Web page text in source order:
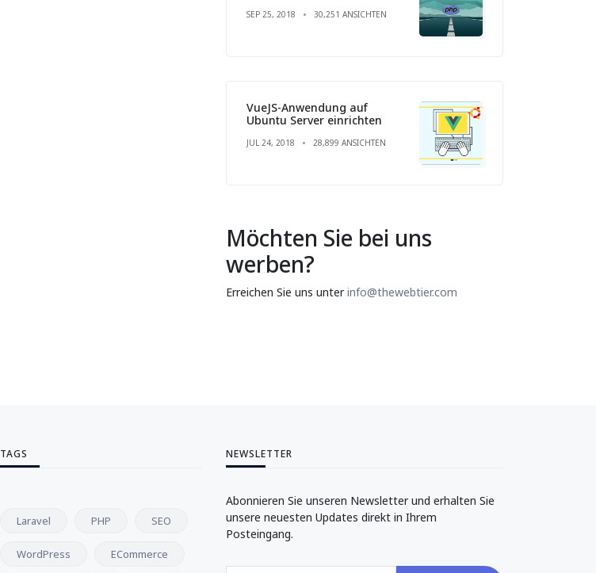
SEP 25, 2018 30,251 ANSICHTEN
VueJS-Anwendung auf
Ubuntu Server einrichten
JUL 24, 2018 28,899 ANSICHTEN
Möchten Sie bei uns
werben?
Erreichen Sie uns unterinfo@thewebtier.com
TAGS
Laravel PHP SEO
WordPress ECommerce
NEWSLETTER
Abonnieren Sie unseren Newsletter und erhalten Sie
unsere neuesten Updates direkt in Ihrem
Posteingang.